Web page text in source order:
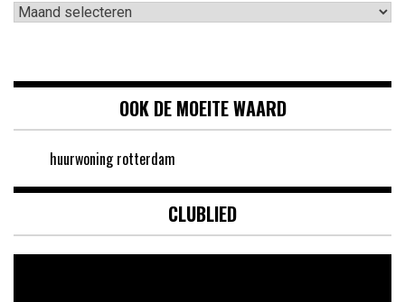
Archieven
OOK DE MOEITE WAARD
huurwoning rotterdam
CLUBLIED